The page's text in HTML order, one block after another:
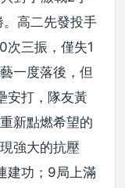
高二先發投手
次三振，僅失1
一度落後，但
安打，隊友黃
新點燃希望的
強大的抗壓
建功；9局上滿